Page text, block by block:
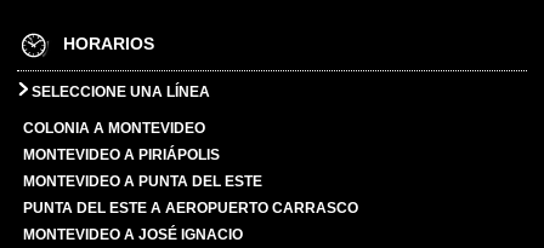
HORARIOS
SELECCIONE UNA LÍNEA
COLONIA A MONTEVIDEO
MONTEVIDEO A PIRIÁPOLIS
MONTEVIDEO A PUNTA DEL ESTE
PUNTA DEL ESTE A AEROPUERTO CARRASCO
MONTEVIDEO A JOSÉ IGNACIO